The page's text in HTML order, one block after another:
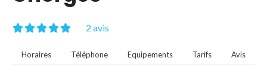
2 avis
Horaires Téléphone Equipements Tarifs Avis